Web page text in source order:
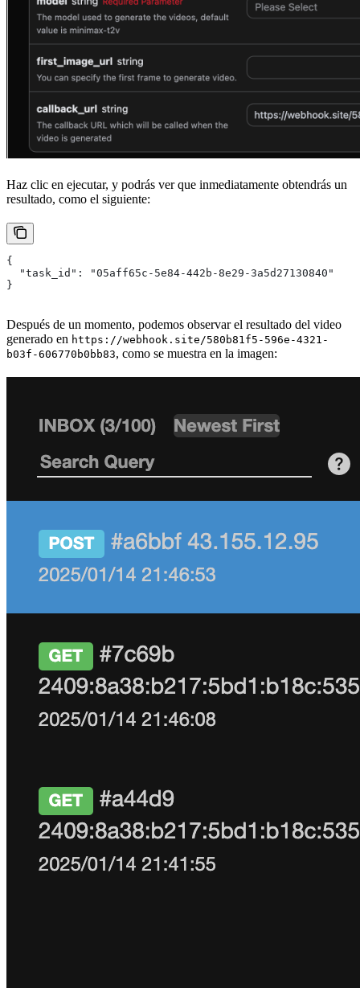
Haz clic en ejecutar, y podrás ver que inmediatamente obtendrás un
resultado, como el siguiente:
{
  "task_id": "05aff65c-5e84-442b-8e29-3a5d27130840"
}
Después de un momento, podemos observar el resultado del video
generado en https://webhook.site/580b81f5-596e-4321-
b03f-606770b0bb83, como se muestra en la imagen: